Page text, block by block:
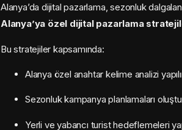
Alanya’da dijital pazarlama, sezonluk
Alanya’ya özel dijital pazarlama
Bu stratejiler kapsamında:
Alanya özel anahtar kelime analizi
Sezonluk kampanya planlamaları
Yerli ve yabancı turist hedeflemeleri